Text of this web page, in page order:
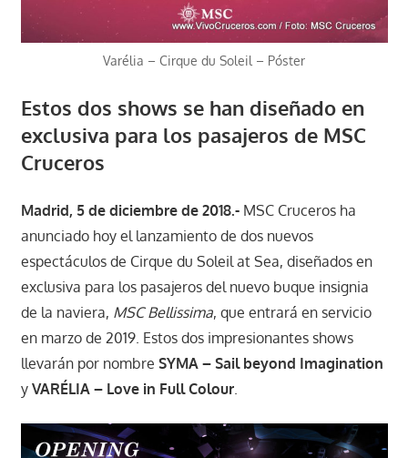
Varélia – Cirque du Soleil – Póster
Estos dos shows se han diseñado en
exclusiva para los pasajeros de MSC
Cruceros
Madrid, 5 de diciembre de 2018.-MSC Cruceros ha
anunciado hoy el lanzamiento de dos nuevos
espectáculos de Cirque du Soleil at Sea, diseñados en
exclusiva para los pasajeros del nuevo buque insignia
de la naviera, MSC Bellissima, que entrará en servicio
en marzo de 2019. Estos dos impresionantes shows
llevarán por nombre SYMA – Sail beyond Imagination
y VARÉLIA – Love in Full Colour.